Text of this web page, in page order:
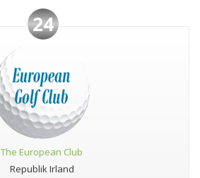
24
The European Club
Republik Irland